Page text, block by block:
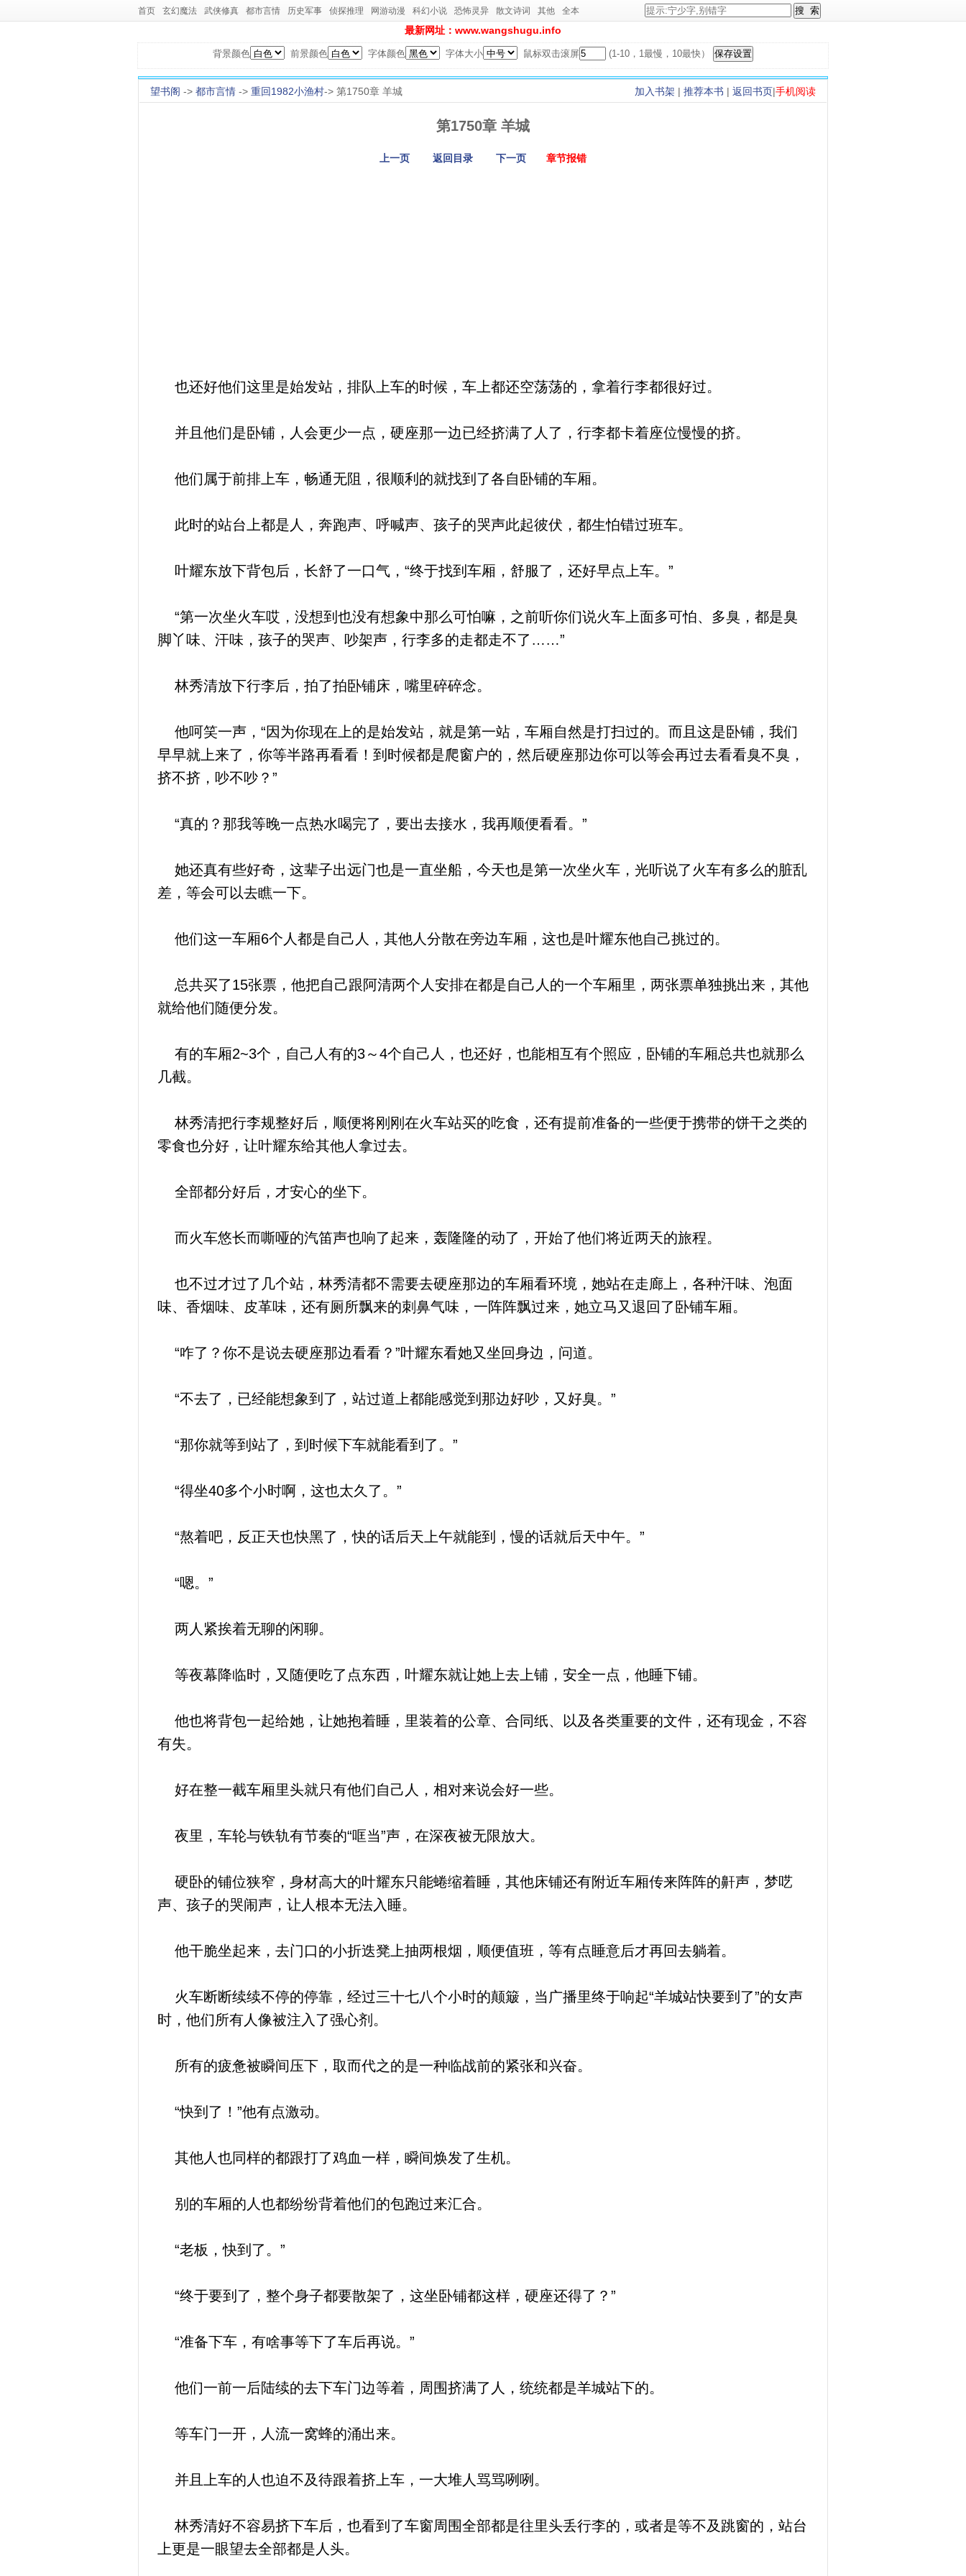
首页 玄幻魔法 武侠修真 都市言情 历史军事 侦探推理 网游动漫 科幻小说 恐怖灵异 散文诗词 其他 全本
最新网址：www.wangshugu.info
背景颜色 前景颜色 字体颜色 字体大小 鼠标双击滚屏 (1-10，1最慢，10最快）
加入书架 | 推荐本书 | 返回书页|手机阅读
望书阁 -> 都市言情 -> 重回1982小渔村-> 第1750章 羊城
第1750章 羊城
上一页 返回目录 下一页 章节报错
也还好他们这里是始发站，排队上车的时候，车上都还空荡荡的，拿着行李都很好过。
并且他们是卧铺，人会更少一点，硬座那一边已经挤满了人了，行李都卡着座位慢慢的挤。
他们属于前排上车，畅通无阻，很顺利的就找到了各自卧铺的车厢。
此时的站台上都是人，奔跑声、呼喊声、孩子的哭声此起彼伏，都生怕错过班车。
叶耀东放下背包后，长舒了一口气，“终于找到车厢，舒服了，还好早点上车。”
“第一次坐火车哎，没想到也没有想象中那么可怕嘛，之前听你们说火车上面多可怕、多臭，都是臭
脚丫味、汗味，孩子的哭声、吵架声，行李多的走都走不了……”
林秀清放下行李后，拍了拍卧铺床，嘴里碎碎念。
他呵笑一声，“因为你现在上的是始发站，就是第一站，车厢自然是打扫过的。而且这是卧铺，我们
早早就上来了，你等半路再看看！到时候都是爬窗户的，然后硬座那边你可以等会再过去看看臭不臭，
挤不挤，吵不吵？”
“真的？那我等晚一点热水喝完了，要出去接水，我再顺便看看。”
她还真有些好奇，这辈子出远门也是一直坐船，今天也是第一次坐火车，光听说了火车有多么的脏乱
差，等会可以去瞧一下。
他们这一车厢6个人都是自己人，其他人分散在旁边车厢，这也是叶耀东他自己挑过的。
总共买了15张票，他把自己跟阿清两个人安排在都是自己人的一个车厢里，两张票单独挑出来，其他
就给他们随便分发。
有的车厢2~3个，自己人有的3～4个自己人，也还好，也能相互有个照应，卧铺的车厢总共也就那么
几截。
林秀清把行李规整好后，顺便将刚刚在火车站买的吃食，还有提前准备的一些便于携带的饼干之类的
零食也分好，让叶耀东给其他人拿过去。
全部都分好后，才安心的坐下。
而火车悠长而嘶哑的汽笛声也响了起来，轰隆隆的动了，开始了他们将近两天的旅程。
也不过才过了几个站，林秀清都不需要去硬座那边的车厢看环境，她站在走廊上，各种汗味、泡面
味、香烟味、皮革味，还有厕所飘来的刺鼻气味，一阵阵飘过来，她立马又退回了卧铺车厢。
“咋了？你不是说去硬座那边看看？”叶耀东看她又坐回身边，问道。
“不去了，已经能想象到了，站过道上都能感觉到那边好吵，又好臭。”
“那你就等到站了，到时候下车就能看到了。”
“得坐40多个小时啊，这也太久了。”
“熬着吧，反正天也快黑了，快的话后天上午就能到，慢的话就后天中午。”
“嗯。”
两人紧挨着无聊的闲聊。
等夜幕降临时，又随便吃了点东西，叶耀东就让她上去上铺，安全一点，他睡下铺。
他也将背包一起给她，让她抱着睡，里装着的公章、合同纸、以及各类重要的文件，还有现金，不容
有失。
好在整一截车厢里头就只有他们自己人，相对来说会好一些。
夜里，车轮与铁轨有节奏的“哐当”声，在深夜被无限放大。
硬卧的铺位狭窄，身材高大的叶耀东只能蜷缩着睡，其他床铺还有附近车厢传来阵阵的鼾声，梦呓
声、孩子的哭闹声，让人根本无法入睡。
他干脆坐起来，去门口的小折迭凳上抽两根烟，顺便值班，等有点睡意后才再回去躺着。
火车断断续续不停的停靠，经过三十七八个小时的颠簸，当广播里终于响起“羊城站快要到了”的女声
时，他们所有人像被注入了强心剂。
所有的疲惫被瞬间压下，取而代之的是一种临战前的紧张和兴奋。
“快到了！”他有点激动。
其他人也同样的都跟打了鸡血一样，瞬间焕发了生机。
别的车厢的人也都纷纷背着他们的包跑过来汇合。
“老板，快到了。”
“终于要到了，整个身子都要散架了，这坐卧铺都这样，硬座还得了？”
“准备下车，有啥事等下了车后再说。”
他们一前一后陆续的去下车门边等着，周围挤满了人，统统都是羊城站下的。
等车门一开，人流一窝蜂的涌出来。
并且上车的人也迫不及待跟着挤上车，一大堆人骂骂咧咧。
林秀清好不容易挤下车后，也看到了车窗周围全部都是往里头丢行李的，或者是等不及跳窗的，站台
上更是一眼望去全部都是人头。